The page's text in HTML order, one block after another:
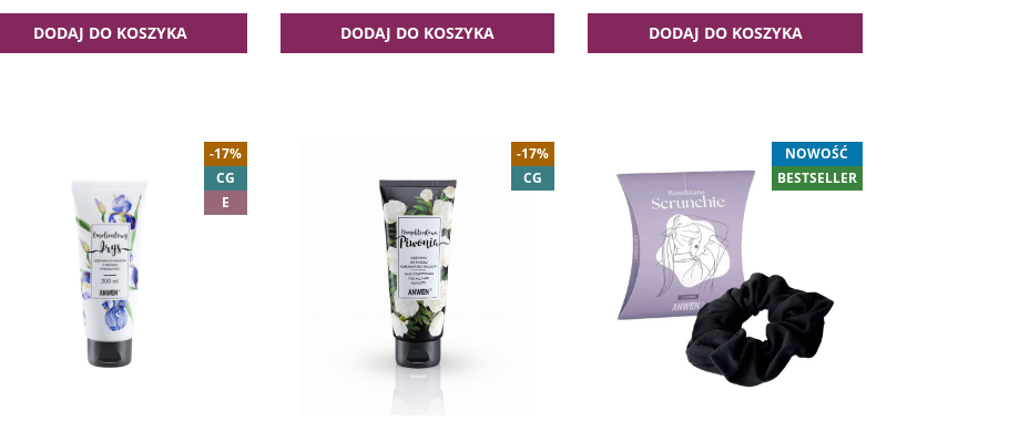
DODAJ DO KOSZYKA DODAJ DO KOSZYKA DODAJ DO KOSZYKA
-17%
CG
E
-17%
CG
NOWOŚĆ
BESTSELLER